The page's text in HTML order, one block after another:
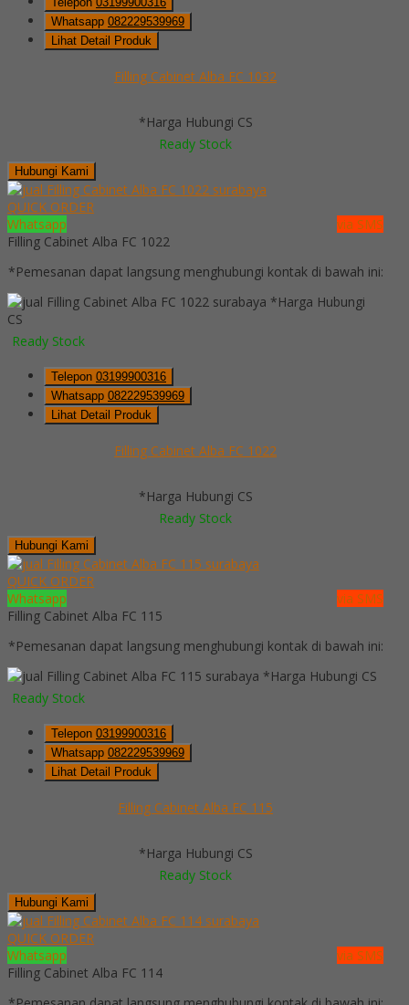
Whatsapp 082229539969
Lihat Detail Produk
Filling Cabinet Alba FC 1032
*Harga Hubungi CS
Ready Stock
Hubungi Kami
QUICK ORDER
Whatsapp
via SMS
Filling Cabinet Alba FC 1022
*Pemesanan dapat langsung menghubungi kontak di bawah ini:
*Harga Hubungi
CS
Ready Stock
Telepon 03199900316
Whatsapp 082229539969
Lihat Detail Produk
Filling Cabinet Alba FC 1022
*Harga Hubungi CS
Ready Stock
Hubungi Kami
QUICK ORDER
Whatsapp
via SMS
Filling Cabinet Alba FC 115
*Pemesanan dapat langsung menghubungi kontak di bawah ini:
*Harga Hubungi CS
Ready Stock
Telepon 03199900316
Whatsapp 082229539969
Lihat Detail Produk
Filling Cabinet Alba FC 115
*Harga Hubungi CS
Ready Stock
Hubungi Kami
QUICK ORDER
Whatsapp
via SMS
Filling Cabinet Alba FC 114